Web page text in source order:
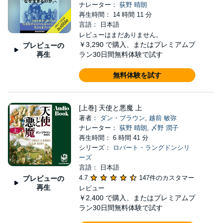
プレビューの
再生
ナレーター： 荻野 晴朗
再生時間： 14 時間 11 分
言語： 日本語
レビューはまだありません。
￥3,290 で購入、またはプレミアムプ
ラン30日間無料体験で試す
無料体験を試す
プレビューの
再生
[上巻] 天使と悪魔 上
著者： ダン・ブラウン, 越前 敏弥
ナレーター： 荻野 晴朗, 〆野 潤子
再生時間： 6 時間 41 分
シリーズ：
ロバート・ラングドンシリ
ーズ
言語： 日本語
4.7
147件のカスタマー
レビュー
￥2,400 で購入、またはプレミアムプ
ラン30日間無料体験で試す